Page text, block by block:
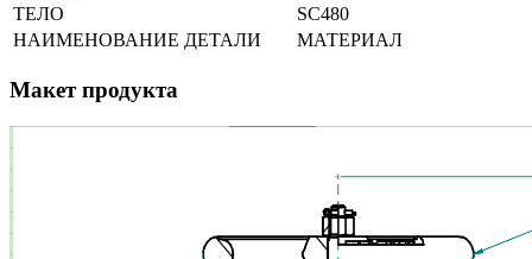
ТЕЛО
SC480
НАИМЕНОВАНИЕ ДЕТАЛИ
МАТЕРИАЛ
Макет продукта